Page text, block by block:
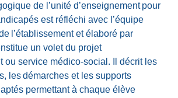
de l’unité d’enseignement pour
est réfléchi avec l’équipe
l’établissement et élaboré par
un volet du projet
ou service médico-social. Il décrit les
les démarches et les supports
permettant à chaque élève